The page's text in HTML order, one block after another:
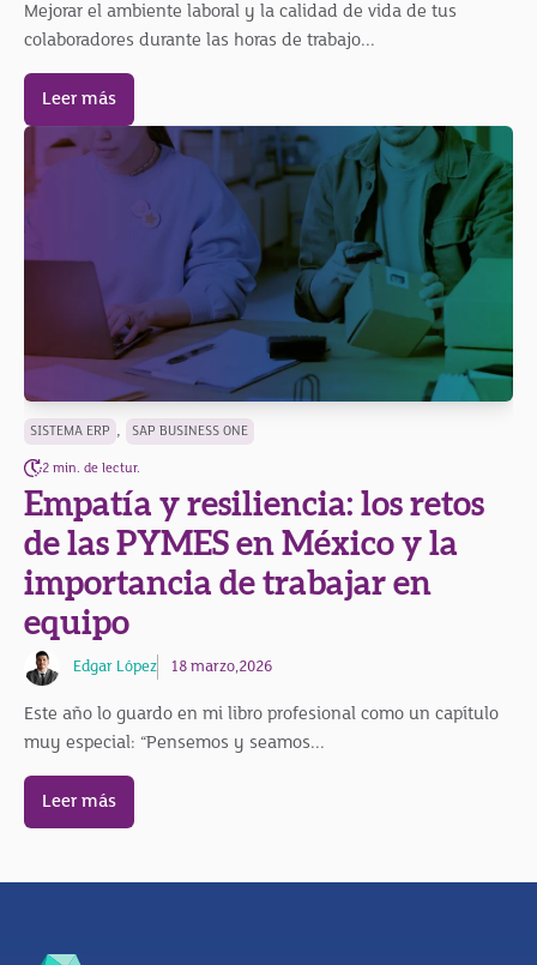
Mejorar el ambiente laboral y la calidad de vida de tus
colaboradores durante las horas de trabajo...
Leer más
SISTEMA ERP , SAP BUSINESS ONE
2 min. de lectur.
Empatía y resiliencia: los retos
de las PYMES en México y la
importancia de trabajar en
equipo
Edgar López 18 marzo,2026
Este año lo guardo en mi libro profesional como un capítulo
muy especial: “Pensemos y seamos...
Leer más